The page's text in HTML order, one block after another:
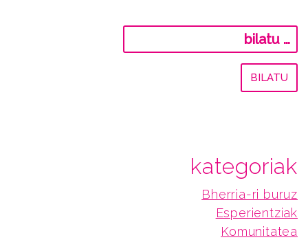
kategoriak
Bherria-ri buruz
Esperientziak
Komunitatea